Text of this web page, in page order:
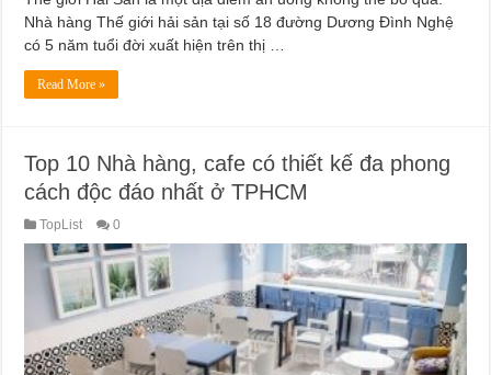
Nhà hàng Thế giới hải sản tại số 18 đường Dương Đình Nghệ
có 5 năm tuổi đời xuất hiện trên thị …
Read More »
Top 10 Nhà hàng, cafe có thiết kế đa phong
cách độc đáo nhất ở TPHCM
TopList 0